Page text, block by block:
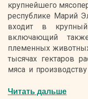
крупнейшего
республике Марий
входит в
включающий
племенных
тысячах гектаров
мяса и
единовременного
Читать дальше